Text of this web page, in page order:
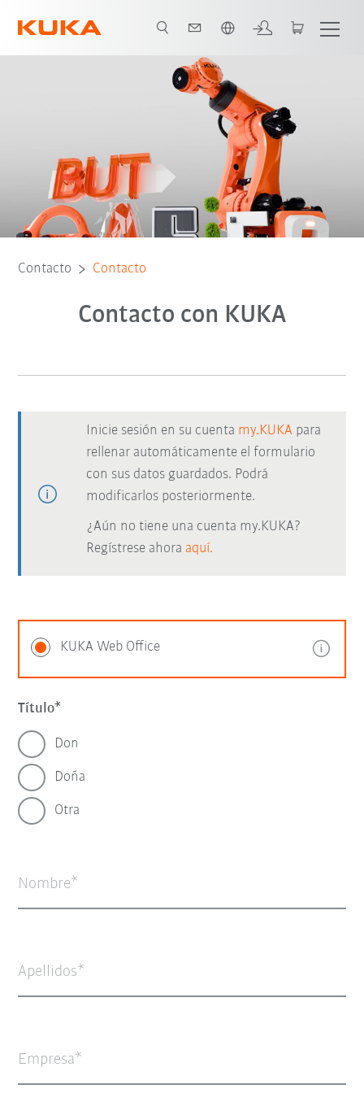
Contacto Contacto
Contacto con KUKA
Inicie sesión en su cuenta my.KUKA para
rellenar automáticamente el formulario
con sus datos guardados. Podrá
modificarlos posteriormente.
¿Aún no tiene una cuenta my.KUKA?
Regístrese ahora aquí.
KUKA Web Office
Título
Don
Doña
Otra
Nombre
Apellidos
Empresa